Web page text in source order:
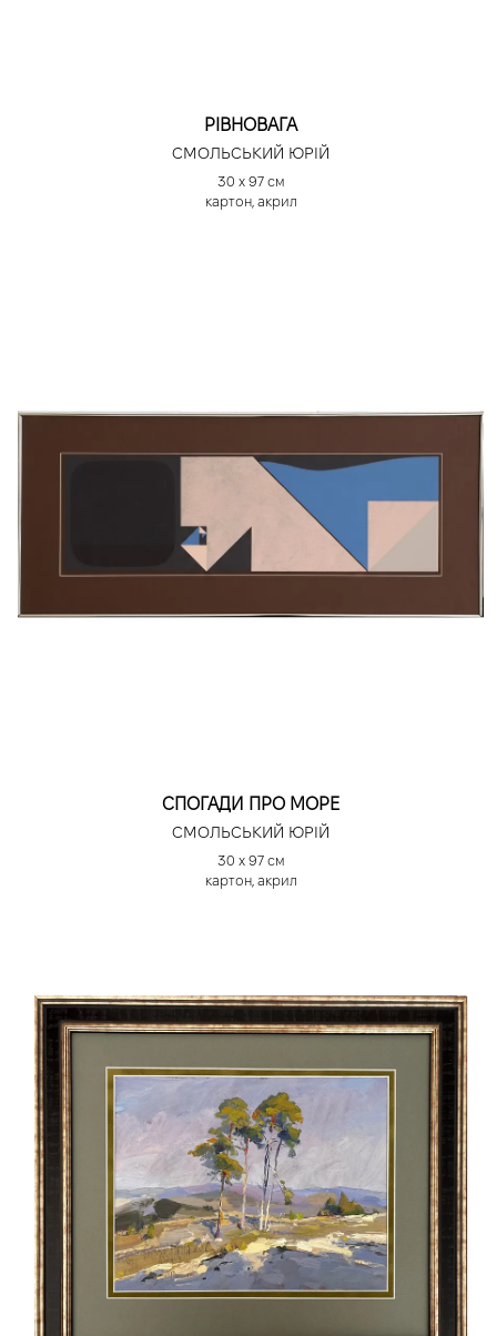
РІВНОВАГА
СМОЛЬСЬКИЙ ЮРІЙ
30 х 97 см
картон, акрил
СПОГАДИ ПРО МОРЕ
СМОЛЬСЬКИЙ ЮРІЙ
30 х 97 см
картон, акрил